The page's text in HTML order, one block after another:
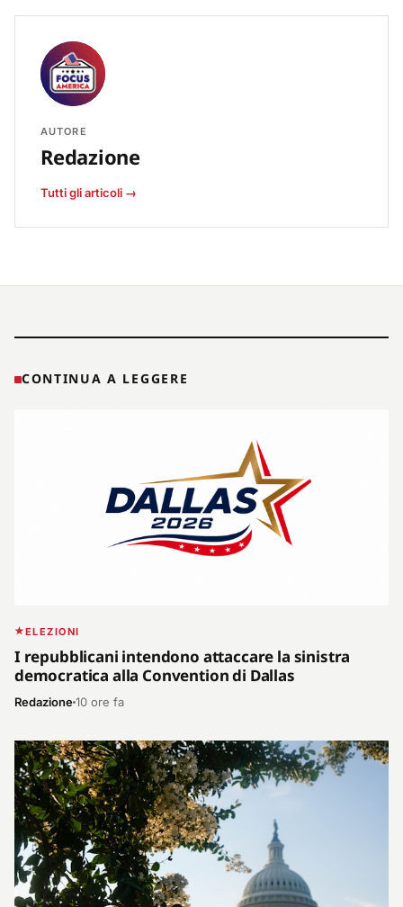
AUTORE
Redazione
Tutti gli articoli →
CONTINUA A LEGGERE
ELEZIONI
I repubblicani intendono attaccare la sinistra
democratica alla Convention di Dallas
Redazione10 ore fa